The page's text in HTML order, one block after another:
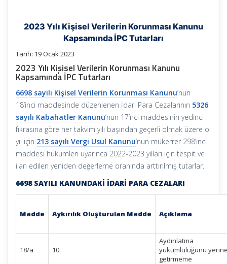
2023 Yılı Kişisel Verilerin Korunması Kanunu
Kapsamında İPC Tutarları
Tarih: 19 Ocak 2023
2023 Yılı Kişisel Verilerin Korunması Kanunu
Kapsamında İPC Tutarları
6698 sayılı Kişisel Verilerin Korunması Kanunu’nun
18’inci maddesinde düzenlenen İdari Para Cezalarının 5326
sayılı Kabahatler Kanunu’nun 17’nci maddesinin yedinci
fıkrasına göre her takvim yılı başından geçerli olmak üzere o
yıl için 213 sayılı Vergi Usul Kanunu’nun mükerrer 298’inci
maddesi hükümleri uyarınca 2022-2023 yılları için tespit ve
ilan edilen yeniden değerleme oranında arttırılmış tutarlar.
6698 SAYILI KANUNDAKİ İDARİ PARA CEZALARI
Madde Aykırılık Oluşturulan Madde Açıklama
18/a 10
yükümlülüğünü
getirmeme